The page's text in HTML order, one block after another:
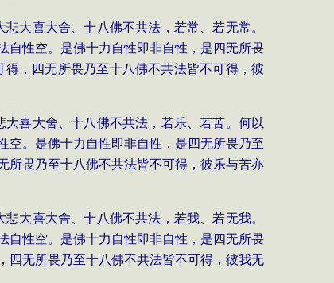
大喜大舍、十八佛不共法，若常、若无常。
自性空。是佛十力自性即非自性，是四无所畏
，四无所畏乃至十八佛不共法皆不可得，彼
喜大舍、十八佛不共法，若乐、若苦。何以
空。是佛十力自性即非自性，是四无所畏乃至
所畏乃至十八佛不共法皆不可得，彼乐与苦亦
大喜大舍、十八佛不共法，若我、若无我。
自性空。是佛十力自性即非自性，是四无所畏
四无所畏乃至十八佛不共法皆不可得，彼我无